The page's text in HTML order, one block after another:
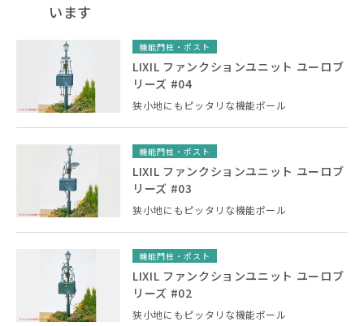
います
機能門柱・ポスト
LIXIL ファンクションユニット ユーロブ
リーズ #04
狭小地にもピッタリな機能ポール
機能門柱・ポスト
LIXIL ファンクションユニット ユーロブ
リーズ #03
狭小地にもピッタリな機能ポール
機能門柱・ポスト
LIXIL ファンクションユニット ユーロブ
リーズ #02
狭小地にもピッタリな機能ポール